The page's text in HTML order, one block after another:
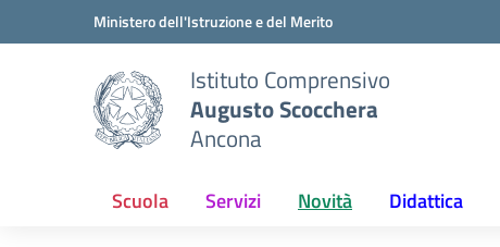
Vai ai contenuti
Vai al menu di navigazioneMinistero dell'Istruzione e del Merito
Istituto Comprensivo
Augusto Scocchera
Ancona
Scuola Servizi Novità Didattica